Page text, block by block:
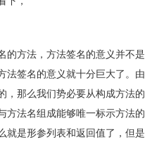
的方法，方法签名的意义并不是
法签名的意义就十分巨大了。由
，那么我们势必要从构成方法的
方法名组成能够唯一标示方法的
就是形参列表和返回值了，但是